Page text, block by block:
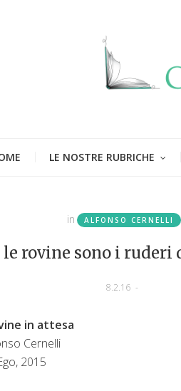
LE NOSTRE RUBRICHE
in ALFONSO CERNELLI
le rovine sono i
8.2.16 -
in attesa
Cernelli
2015